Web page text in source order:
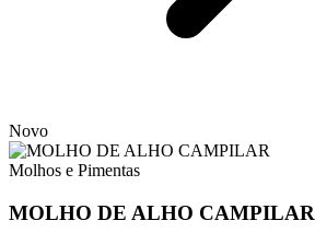
Novo
Molhos e Pimentas
MOLHO DE ALHO CAMPILAR